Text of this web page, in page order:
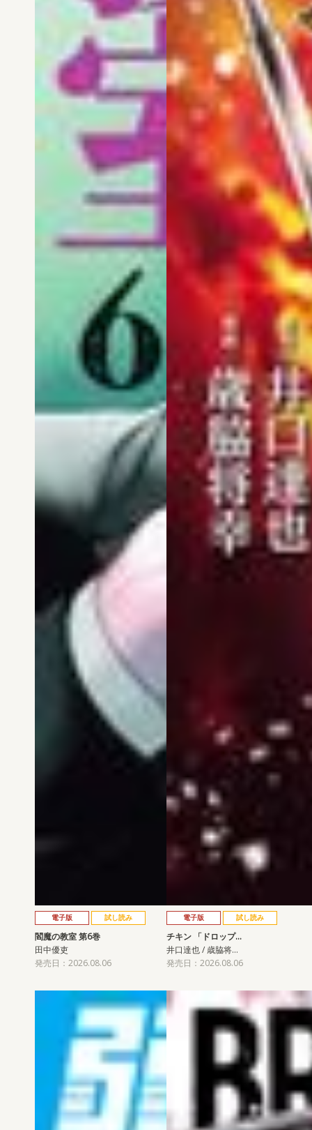
電子版 試し読み
閻魔の教室 第6巻
田中優吏
発売日：2026.08.06
電子版 試し読み
チキン 「ドロップ…
井口達也 / 歳脇将…
発売日：2026.08.06